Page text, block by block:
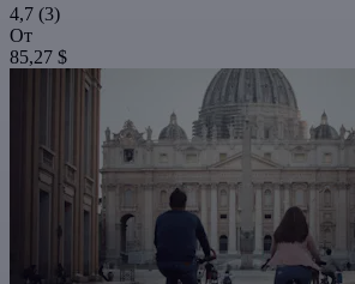
4,7 (3)
От
85,27 $